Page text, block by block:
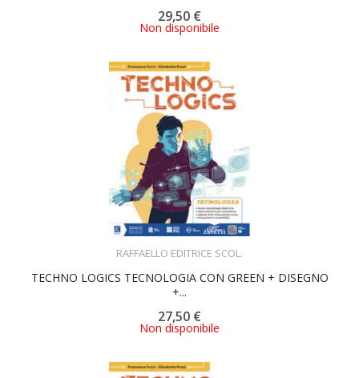
29,50 €
Non disponibile
RAFFAELLO EDITRICE SCOL.
TECHNO LOGICS TECNOLOGIA CON GREEN + DISEGNO
+...
27,50 €
Non disponibile